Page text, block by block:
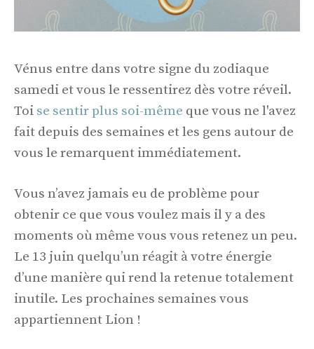
Vénus entre dans votre signe du zodiaque
samedi et vous le ressentirez dès votre réveil.
Toi se sentir plus soi-même que vous ne l'avez
fait depuis des semaines et les gens autour de
vous le remarquent immédiatement.
Vous n’avez jamais eu de problème pour
obtenir ce que vous voulez mais il y a des
moments où même vous vous retenez un peu.
Le 13 juin quelqu’un réagit à votre énergie
d’une manière qui rend la retenue totalement
inutile. Les prochaines semaines vous
appartiennent Lion !